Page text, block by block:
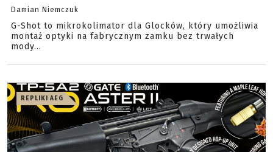
Damian Niemczuk
G-Shot to mikrokolimator dla Glocków, który umożliwia
montaż optyki na fabrycznym zamku bez trwałych
mody...
REPLIKI AEG